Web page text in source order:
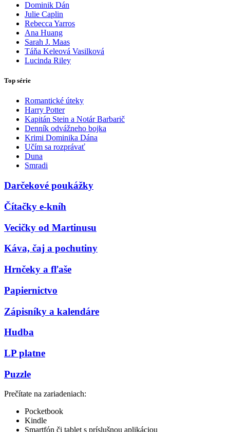
Dominik Dán
Julie Caplin
Rebecca Yarros
Ana Huang
Sarah J. Maas
Táňa Keleová Vasilková
Lucinda Riley
Top série
Romantické úteky
Harry Potter
Kapitán Stein a Notár Barbarič
Denník odvážneho bojka
Krimi Dominika Dána
Učím sa rozprávať
Duna
Smradi
Darčekové poukážky
Čítačky e-kníh
Vecičky od Martinusu
Káva, čaj a pochutiny
Hrnčeky a fľaše
Papiernictvo
Zápisníky a kalendáre
Hudba
LP platne
Puzzle
Prečítate na zariadeniach:
Pocketbook
Kindle
Smartfón či tablet s príslušnou aplikáciou